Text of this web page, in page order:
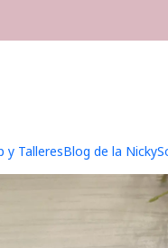
y TalleresBlog de la Nicky